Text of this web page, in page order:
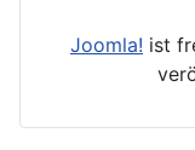
Joomla! ist